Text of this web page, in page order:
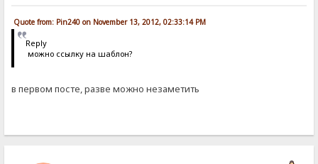
Quote from: Pin240 on November 13, 2012, 02:33:14 PM
Reply
можно ссылку на шаблон?
в первом посте, разве можно незаметить